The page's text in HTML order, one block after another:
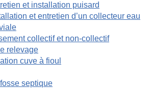
et installation puisard
et entretien d’un collecteur eau
collectif et non-collectif
relevage
cuve à fioul
septique